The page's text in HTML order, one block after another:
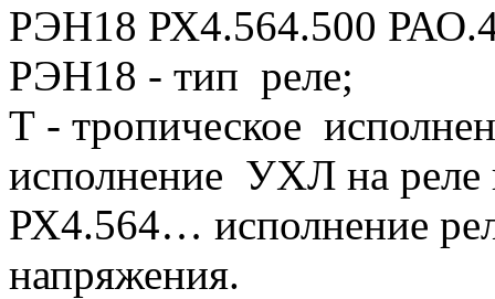
РЭН18 РХ4.564.500
РЭН18 - тип реле;
Т - тропическое
исполнение УХЛ на реле
РХ4.564… исполнение
напряжения.